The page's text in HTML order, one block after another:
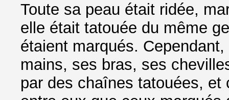
Toute sa peau était ridée,
elle était tatouée du même
étaient marqués.
mains, ses bras, ses
par des chaînes tatouées,